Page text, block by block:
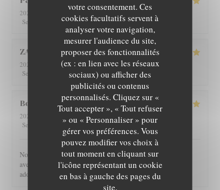
votre consentement. Ces
cookies facultatifs servent à
analyser votre navigation,
mesurer l'audience du site,
proposer des fonctionnalités
(ex : en lien avec les réseaux
sociaux) ou afficher des
publicités ou contenus
personnalisés. Cliquez sur «
Tout accepter », « Tout refuser
» ou « Personnaliser » pour
gérer vos préférences. Vous
pouvez modifier vos choix à
tout moment en cliquant sur
l'icône représentant un cookie
en bas à gauche des pages du
site.
2026-08-01
- 12:30 - Couverts 4
Service
Ambiance: 5/5 Cuisine: 5/5 Qualité / Prix
ZAN
2026-07-29
- 19:00 - Couverts 2
Service
Ambiance:5/5 Cuisine:5/5 Qualité / Prix
Benoît
2026-07-30
- 21:00 - Couverts 4
Service
Ambiance : 5/5 Cuisine:5/5 Qualité / Prix
Nous avons été très bien reçu et servi, accueil très chaleureux,
avec des produits de bonne qualité, très bon restaurant. J'ai
adoré.